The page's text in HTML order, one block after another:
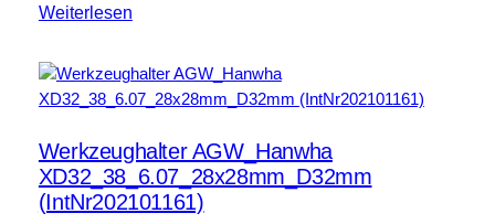
Weiterlesen
Werkzeughalter AGW_Hanwha
XD32_38_6.07_28x28mm_D32mm
(IntNr202101161)